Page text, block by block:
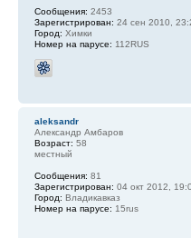
Сообщения: 2453
Зарегистрирован: 24 сен 2010,
Город: Химки
Номер на парусе: 112RUS
aleksandr
Александр Амбаров
Возраст: 58
местный
Сообщения: 81
Зарегистрирован: 04 окт 2012,
Город: Владикавказ
Номер на парусе: 15rus